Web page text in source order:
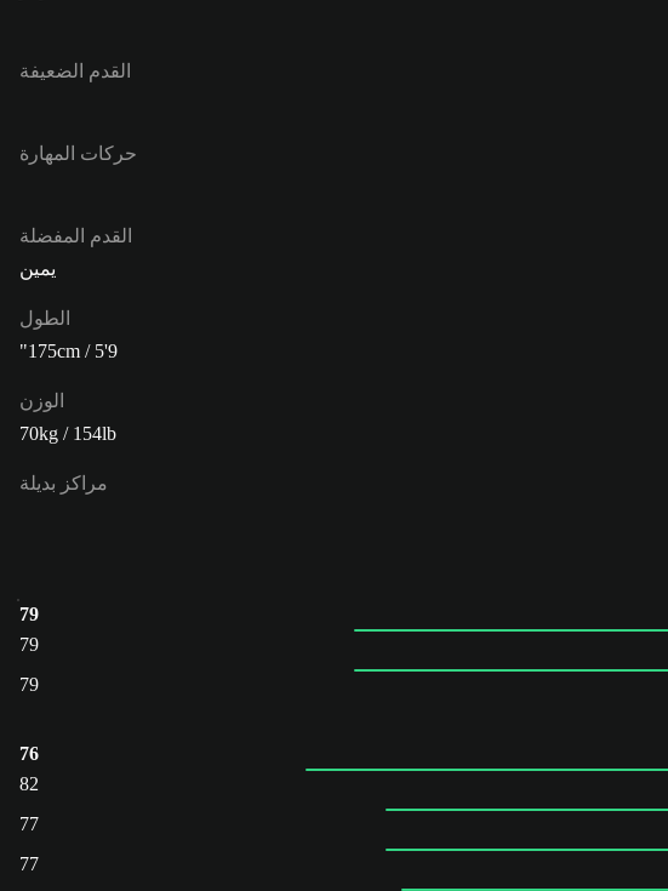
القدم الضعيفة
حركات المهارة
القدم المفضلة
يمين
الطول
175cm / 5'9"
الوزن
70kg / 154lb
مراكز بديلة
79
79
79
76
82
77
77